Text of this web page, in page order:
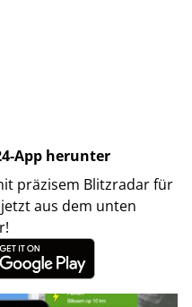
App herunter
präzisem Blitzradar für
aus dem unten